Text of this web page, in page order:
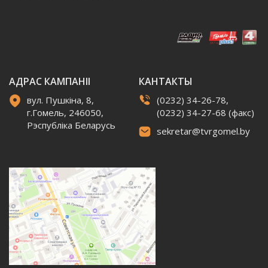
АДРАС КАМПАНІІ
вул. Пушкіна, 8,
г.Гомель, 246050,
Рэспубліка Беларусь
КАНТАКТЫ
(0232) 34-26-78,
(0232) 34-27-68 (факс)
sekretar@tvrgomel.by